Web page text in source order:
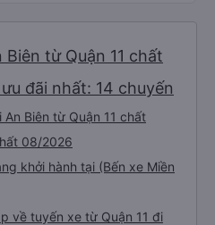
từ Quận 11 chất
đãi nhất: 14 chuyến
Biên từ Quận 11 chất
08/2026
khởi hành tại (Bến xe Miền
về tuyến xe từ Quận 11 đi